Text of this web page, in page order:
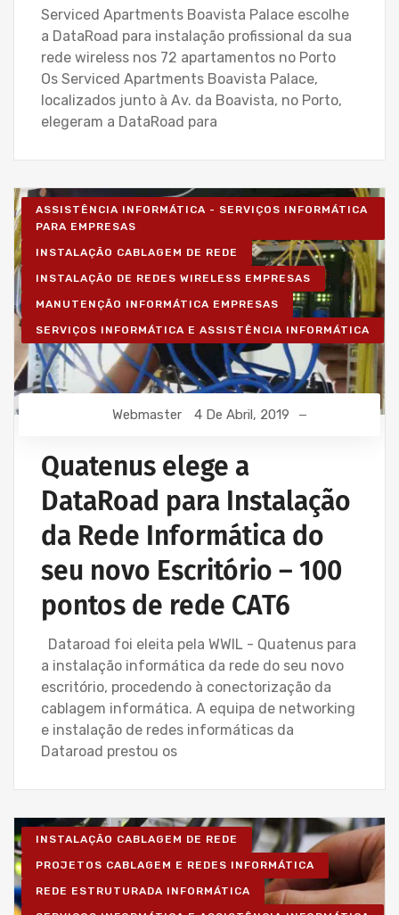
Serviced Apartments Boavista Palace escolhe
a DataRoad para instalação profissional da sua
rede wireless nos 72 apartamentos no Porto
Os Serviced Apartments Boavista Palace,
localizados junto à Av. da Boavista, no Porto,
elegeram a DataRoad para
ASSISTÊNCIA INFORMÁTICA - SERVIÇOS INFORMÁTICA
PARA EMPRESAS
INSTALAÇÃO CABLAGEM DE REDE
INSTALAÇÃO DE REDES WIRELESS EMPRESAS
MANUTENÇÃO INFORMÁTICA EMPRESAS
SERVIÇOS INFORMÁTICA E ASSISTÊNCIA INFORMÁTICA
Webmaster 4 De Abril, 2019
Quatenus elege a
DataRoad para Instalação
da Rede Informática do
seu novo Escritório – 100
pontos de rede CAT6
Dataroad foi eleita pela WWIL - Quatenus para
a instalação informática da rede do seu novo
escritório, procedendo à conectorização da
cablagem informática. A equipa de networking
e instalação de redes informáticas da
Dataroad prestou os
INSTALAÇÃO CABLAGEM DE REDE
PROJETOS CABLAGEM E REDES INFORMÁTICA
REDE ESTRUTURADA INFORMÁTICA